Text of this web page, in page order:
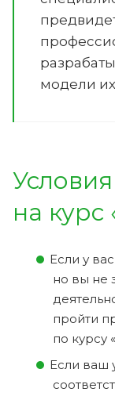
модели
на курс
Если у
но вы не
пройти
по курсу
Если ваш